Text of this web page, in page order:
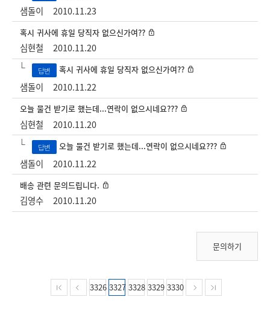
샘돌이 2010.11.23
혹시 귀사에 휴일 당직자 없으신가여??
심현철 2010.11.20
답변 혹시 귀사에 휴일 당직자 없으신가여??
샘돌이 2010.11.22
오늘 물건 받기로 했는데...연락이 없으시네요???
심현철 2010.11.20
답변 오늘 물건 받기로 했는데...연락이 없으시네요???
샘돌이 2010.11.22
배송 관련 문의드립니다.
김영수 2010.11.20
문의하기
3326 3327 3328 3329 3330